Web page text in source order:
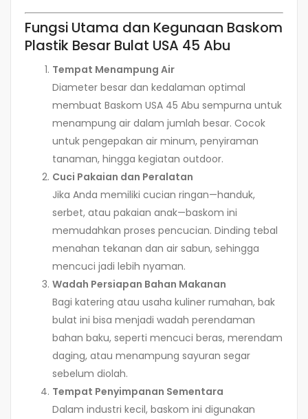
Fungsi Utama dan Kegunaan Baskom
Plastik Besar Bulat USA 45 Abu
Tempat Menampung Air
Diameter besar dan kedalaman optimal
membuat Baskom USA 45 Abu sempurna untuk
menampung air dalam jumlah besar. Cocok
untuk pengepakan air minum, penyiraman
tanaman, hingga kegiatan outdoor.
Cuci Pakaian dan Peralatan
Jika Anda memiliki cucian ringan—handuk,
serbet, atau pakaian anak—baskom ini
memudahkan proses pencucian. Dinding tebal
menahan tekanan dan air sabun, sehingga
mencuci jadi lebih nyaman.
Wadah Persiapan Bahan Makanan
Bagi katering atau usaha kuliner rumahan, bak
bulat ini bisa menjadi wadah perendaman
bahan baku, seperti mencuci beras, merendam
daging, atau menampung sayuran segar
sebelum diolah.
Tempat Penyimpanan Sementara
Dalam industri kecil, baskom ini digunakan